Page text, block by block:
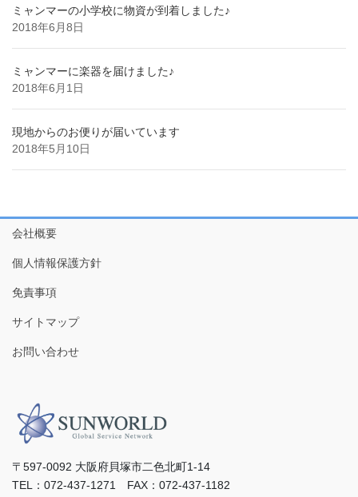
ミャンマーの小学校に物資が到着しました♪
2018年6月8日
ミャンマーに楽器を届けました♪
2018年6月1日
現地からのお便りが届いています
2018年5月10日
会社概要
個人情報保護方針
免責事項
サイトマップ
お問い合わせ
〒597-0092 ⼤阪府⾙塚市⼆⾊北町1-14
TEL：072-437-1271 FAX：072-437-1182